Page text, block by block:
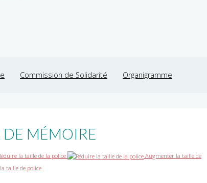
Commission de Solidarité Organigramme
DE MÉMOIRE
la taille de la police
Augmenter la taille de